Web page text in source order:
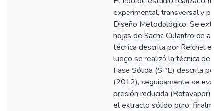
experimental, transversal y
Diseño Metodológico: Se
hojas de Sacha Culantro de
técnica descrita por Reichel et
luego se realizó la técnica de
Fase Sólida (SPE) descrita
(2012), seguidamente se
presión reducida (Rotavapor)
el extracto sólido puro,